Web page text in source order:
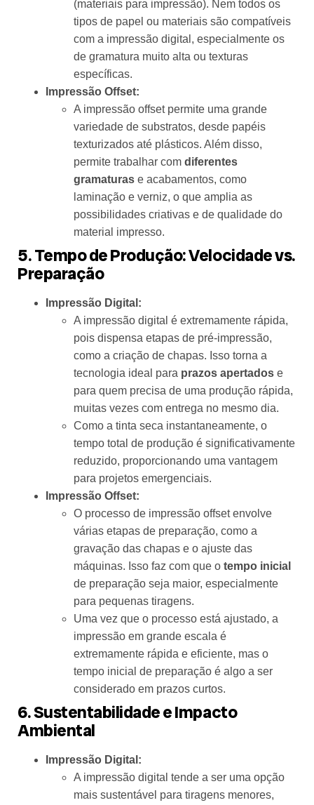
(materiais para impressão). Nem todos os
tipos de papel ou materiais são compatíveis
com a impressão digital, especialmente os
de gramatura muito alta ou texturas
específicas.
Impressão Offset:
A impressão offset permite uma grande
variedade de substratos, desde papéis
texturizados até plásticos. Além disso,
permite trabalhar com diferentes
gramaturas e acabamentos, como
laminação e verniz, o que amplia as
possibilidades criativas e de qualidade do
material impresso.
5. Tempo de Produção: Velocidade vs.
Preparação
Impressão Digital:
A impressão digital é extremamente rápida,
pois dispensa etapas de pré-impressão,
como a criação de chapas. Isso torna a
tecnologia ideal para prazos apertados e
para quem precisa de uma produção rápida,
muitas vezes com entrega no mesmo dia.
Como a tinta seca instantaneamente, o
tempo total de produção é significativamente
reduzido, proporcionando uma vantagem
para projetos emergenciais.
Impressão Offset:
O processo de impressão offset envolve
várias etapas de preparação, como a
gravação das chapas e o ajuste das
máquinas. Isso faz com que o tempo inicial
de preparação seja maior, especialmente
para pequenas tiragens.
Uma vez que o processo está ajustado, a
impressão em grande escala é
extremamente rápida e eficiente, mas o
tempo inicial de preparação é algo a ser
considerado em prazos curtos.
6. Sustentabilidade e Impacto
Ambiental
Impressão Digital:
A impressão digital tende a ser uma opção
mais sustentável para tiragens menores,